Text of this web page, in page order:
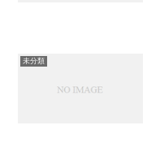
未分類